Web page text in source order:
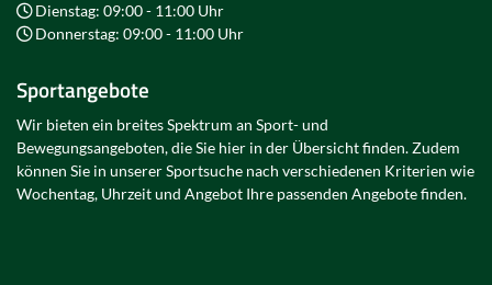
Dienstag: 09:00 - 11:00 Uhr
Donnerstag: 09:00 - 11:00 Uhr
Sportangebote
Wir bieten ein breites Spektrum an Sport- und
Bewegungsangeboten, die Sie hier in der Übersicht finden. Zudem
können Sie in unserer Sportsuche nach verschiedenen Kriterien wie
Wochentag, Uhrzeit und Angebot Ihre passenden Angebote finden.